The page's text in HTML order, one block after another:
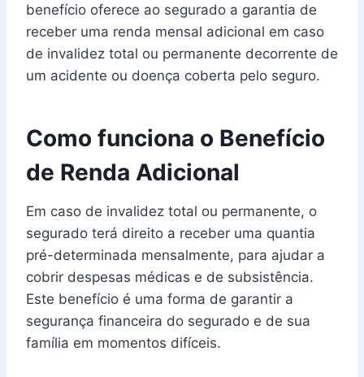
benefício oferece ao segurado a garantia de
receber uma renda mensal adicional em caso
de invalidez total ou permanente decorrente de
um acidente ou doença coberta pelo seguro.
Como funciona o Benefício
de Renda Adicional
Em caso de invalidez total ou permanente, o
segurado terá direito a receber uma quantia
pré-determinada mensalmente, para ajudar a
cobrir despesas médicas e de subsistência.
Este benefício é uma forma de garantir a
segurança financeira do segurado e de sua
família em momentos difíceis.